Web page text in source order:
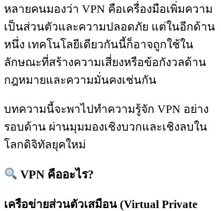
หลายคนมองว่า VPN คือเครื่องมือเพิ่มความ
เป็นส่วนตัวและความปลอดภัย แต่ในอีกด้าน
หนึ่ง เทคโนโลยีเดียวกันนี้ก็อาจถูกใช้ใน
ลักษณะที่สร้างความเสี่ยงหรือข้อกังวลด้าน
กฎหมายและความมั่นคงเช่นกัน
บทความนี้จะพาไปทำความรู้จัก VPN อย่าง
รอบด้าน ผ่านมุมมองเชิงบวกและเชิงลบใน
โลกดิจิทัลยุคใหม่
VPN คืออะไร?
เครือข่ายส่วนตัวเสมือน (Virtual Private